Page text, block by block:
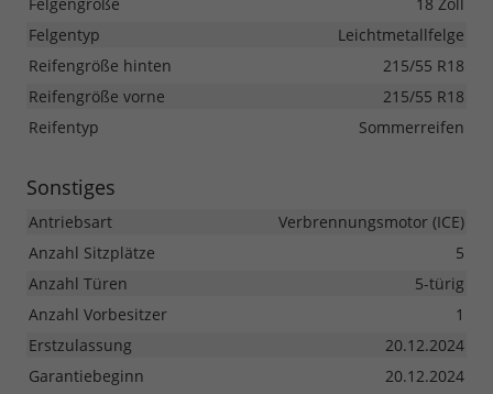
Felgentyp
Leichtmetallfelge
Reifengröße hinten
215/55 R18
Reifengröße vorne
215/55 R18
Reifentyp
Sommerreifen
Sonstiges
Antriebsart
Verbrennungsmotor (ICE)
Anzahl Sitzplätze
5
Anzahl Türen
5-türig
Anzahl Vorbesitzer
1
Erstzulassung
20.12.2024
Garantiebeginn
20.12.2024